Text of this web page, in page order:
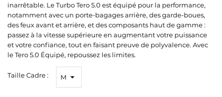
inarrêtable. Le Turbo Tero 5.0 est équipé pour la performance,
notamment avec un porte-bagages arrière, des garde-boues,
des feux avant et arrière, et des composants haut de gamme :
passez à la vitesse supérieure en augmentant votre puissance
et votre confiance, tout en faisant preuve de polyvalence. Avec
le Tero 5.0 Équipé, repoussez les limites.
Taille Cadre :